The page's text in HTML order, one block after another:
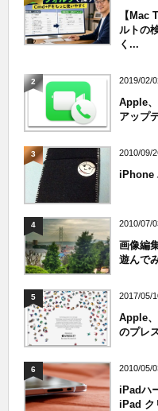
【Mac
ルトの
く...
2 2019/02/
Apple
アップ
3 2010/09/
iPhone
4 2010/07/
画像編
遊んで
5 2017/05/
Apple
のプレ
6 2010/05/
iPadハ
iPad ク